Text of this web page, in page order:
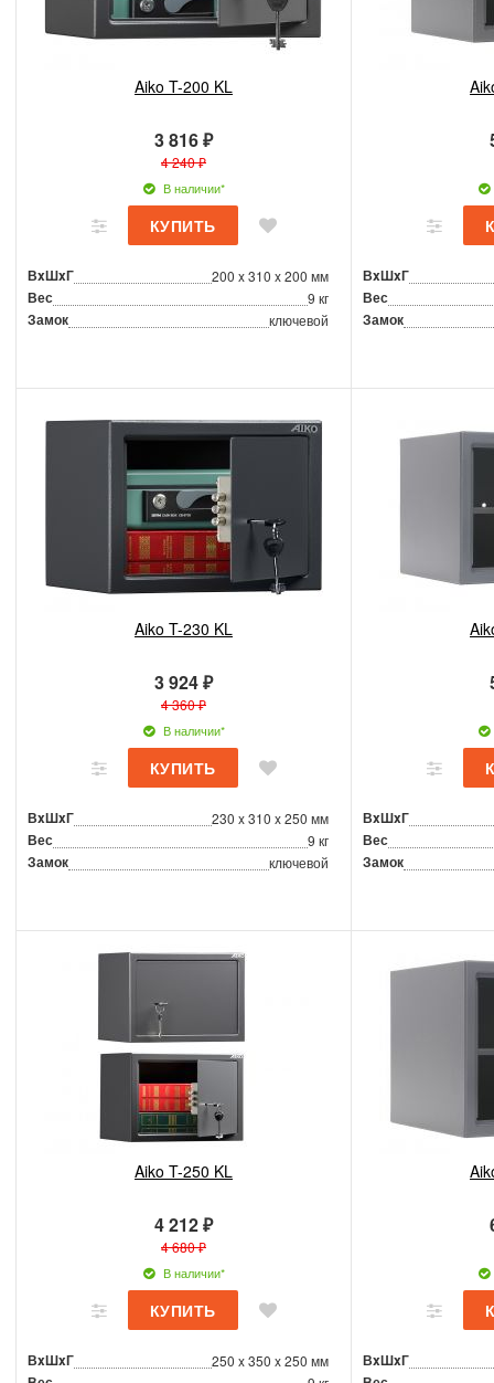
Aiko T-200 KL
3 816 ₽
4 240 ₽
В наличии*
ВxШxГ 200 x 310 x 200 мм
Вес 9 кг
Замок ключевой
ВxШxГ
Вес
Замок
Aiko T-230 KL
3 924 ₽
4 360 ₽
В наличии*
ВxШxГ 230 x 310 x 250 мм
Вес 9 кг
Замок ключевой
ВxШxГ
Вес
Замок
Aiko T-250 KL
4 212 ₽
4 680 ₽
В наличии*
ВxШxГ 250 x 350 x 250 мм
ВxШxГ